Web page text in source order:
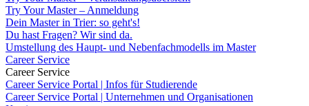
Try Your Master – Anmeldung
Dein Master in Trier: so geht's!
Du hast Fragen? Wir sind da.
Umstellung des Haupt- und Nebenfachmodells im Master
Career Service
Career Service
Career Service Portal | Infos für Studierende
Career Service Portal | Unternehmen und Organisationen